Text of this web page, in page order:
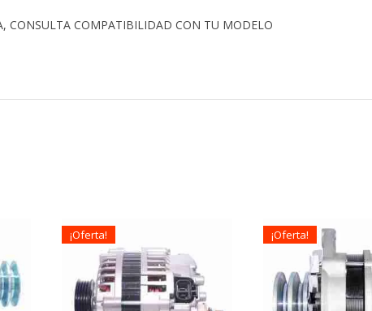
CONSULTA COMPATIBILIDAD CON TU MODELO
¡Oferta! ¡Oferta!